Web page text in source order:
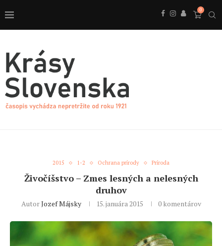
0
2015 1-2 Ochrana prírody Príroda
Živočíšstvo – Zmes lesných a nelesných
druhov
AutorJozef Májsky 15. januára 2015 0 komentárov